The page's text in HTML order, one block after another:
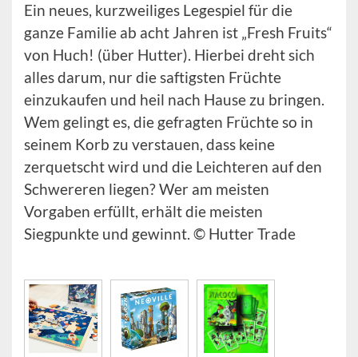
Ein neues, kurzweiliges Legespiel für die
ganze Familie ab acht Jahren ist „Fresh Fruits“
von Huch! (über Hutter). Hierbei dreht sich
alles darum, nur die saftigsten Früchte
einzukaufen und heil nach Hause zu bringen.
Wem gelingt es, die gefragten Früchte so in
seinem Korb zu verstauen, dass keine
zerquetscht wird und die Leichteren auf den
Schwereren liegen? Wer am meisten
Vorgaben erfüllt, erhält die meisten
Siegpunkte und gewinnt. © Hutter Trade